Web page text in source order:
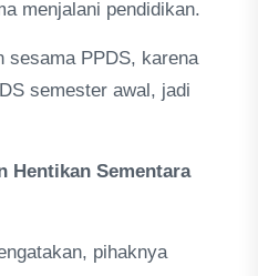
menjalani pendidikan.
sesama PPDS, karena
semester awal, jadi
Hentikan Sementara
pihaknya